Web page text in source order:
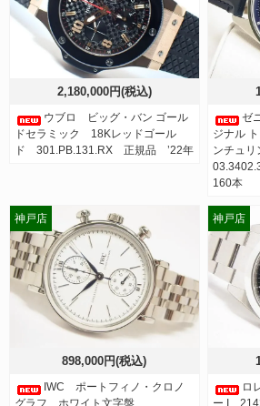
2,180,000円(税込)
ウブロ ビッグ・バン ゴール
ドセラミック 18Kレッドゴール
ド 301.PB.131.RX 正規品 ’22年
ゼ
ジナル
ンチュ
160本
898,000円(税込)
IWC ポートフィノ・クロノ
グラフ ホワイト文字盤
神戸店
ロ
ー I
神戸店